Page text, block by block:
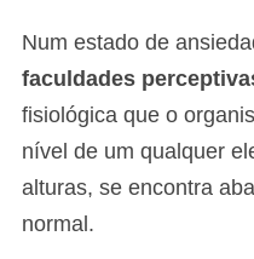
Num estado de
faculdades
fisiológica que o
nível de um qualquer
alturas, se encontra
normal.